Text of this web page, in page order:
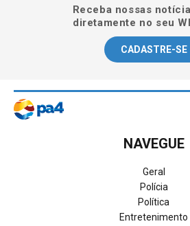
Receba nossas
diretamente no seu
CADASTRE-SE
NAVEGUE
Geral
Polícia
Política
Entretenimento